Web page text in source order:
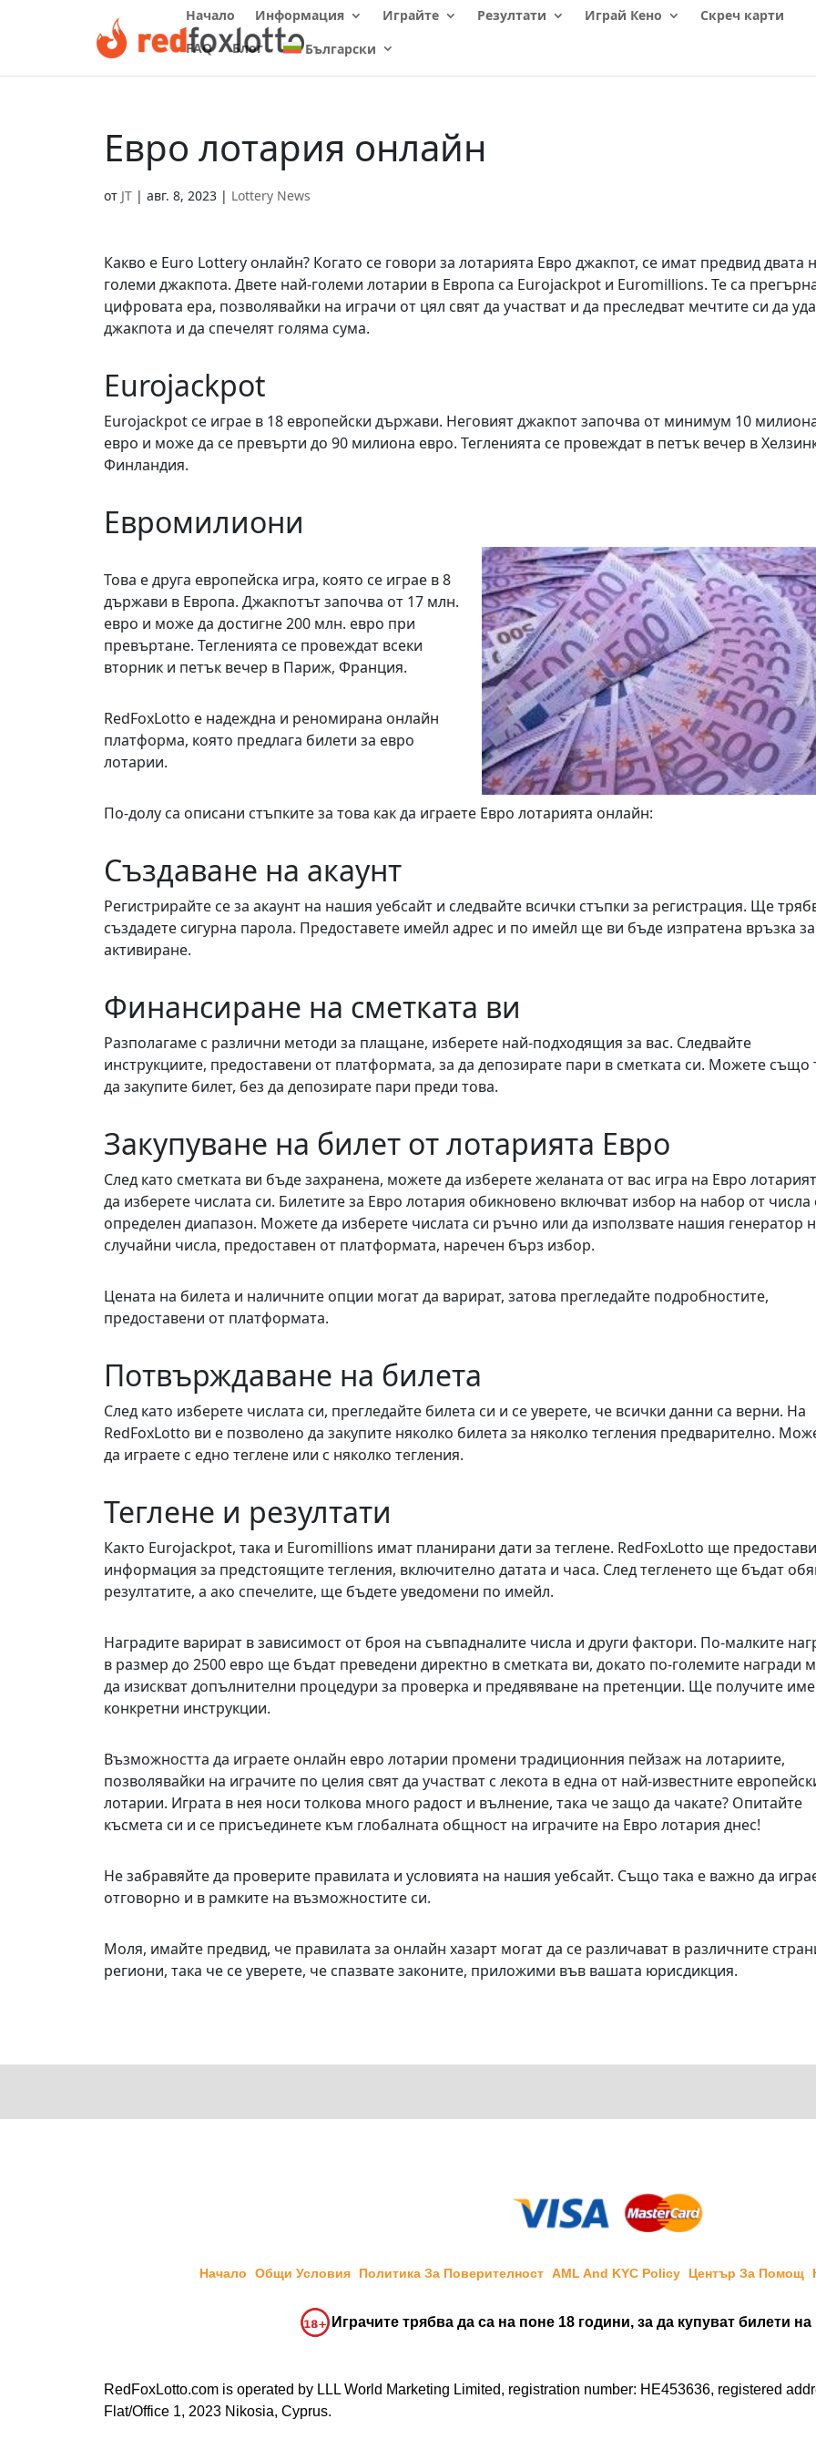
Начало Информация Играйте Резултати Играй Кено
Скреч карти
FAQ
Блог Български
Евро лотария онлайн
от JT | авг. 8, 2023 | Lottery News
Какво е Euro Lottery онлайн? Когато се говори за лотарията Евро джакпот, се имат предвид двата
големи джакпота. Двете най-големи лотарии в Европа са Eurojackpot и Euromillions. Те са
цифровата ера, позволявайки на играчи от цял свят да участват и да преследват мечтите си да
джакпота и да спечелят голяма сума.
Eurojackpot
Eurojackpot се играе в 18 европейски държави. Неговият джакпот започва от минимум 10
евро и може да се превърти до 90 милиона евро. Тегленията се провеждат в петък вечер в
Финландия.
Евромилиони
Това е друга европейска игра, която се играе в 8
държави в Европа. Джакпотът започва от 17 млн.
евро и може да достигне 200 млн. евро при
превъртане. Тегленията се провеждат всеки
вторник и петък вечер в Париж, Франция.
RedFoxLotto е надеждна и реномирана онлайн
платформа, която предлага билети за евро
лотарии.
По-долу са описани стъпките за това как да играете Евро лотарията онлайн:
Създаване на акаунт
Регистрирайте се за акаунт на нашия уебсайт и следвайте всички стъпки за регистрация. Ще
създадете сигурна парола. Предоставете имейл адрес и по имейл ще ви бъде изпратена връзка за
активиране.
Финансиране на сметката ви
Разполагаме с различни методи за плащане, изберете най-подходящия за вас. Следвайте
инструкциите, предоставени от платформата, за да депозирате пари в сметката си. Можете също
да закупите билет, без да депозирате пари преди това.
Закупуване на билет от лотарията Евро
След като сметката ви бъде захранена, можете да изберете желаната от вас игра на Евро
да изберете числата си. Билетите за Евро лотария обикновено включват избор на набор от числа
определен диапазон. Можете да изберете числата си ръчно или да използвате нашия генератор
случайни числа, предоставен от платформата, наречен бърз избор.
Цената на билета и наличните опции могат да варират, затова прегледайте подробностите,
предоставени от платформата.
Потвърждаване на билета
След като изберете числата си, прегледайте билета си и се уверете, че всички данни са верни. На
RedFoxLotto ви е позволено да закупите няколко билета за няколко тегления предварително.
да играете с едно теглене или с няколко тегления.
Теглене и резултати
Както Eurojackpot, така и Euromillions имат планирани дати за теглене. RedFoxLotto ще предостави
информация за предстоящите тегления, включително датата и часа. След тегленето ще бъдат
резултатите, а ако спечелите, ще бъдете уведомени по имейл.
Наградите варират в зависимост от броя на съвпадналите числа и други фактори. По-малките
в размер до 2500 евро ще бъдат преведени директно в сметката ви, докато по-големите награди
да изискват допълнителни процедури за проверка и предявяване на претенции. Ще получите
конкретни инструкции.
Възможността да играете онлайн евро лотарии промени традиционния пейзаж на лотариите,
позволявайки на играчите по целия свят да участват с лекота в една от най-известните
лотарии. Играта в нея носи толкова много радост и вълнение, така че защо да чакате? Опитайте
късмета си и се присъединете към глобалната общност на играчите на Евро лотария днес!
Не забравяйте да проверите правилата и условията на нашия уебсайт. Също така е важно да
отговорно и в рамките на възможностите си.
Моля, имайте предвид, че правилата за онлайн хазарт могат да се различават в различните
региони, така че се уверете, че спазвате законите, приложими във вашата юрисдикция.
Начало Общи Условия Политика За Поверителност AML And KYC Policy Център За Помощ
Играчите трябва да са на поне 18 години, за да купуват билети
RedFoxLotto.com is operated by LLL World Marketing Limited, registration number: HE453636, registered
Flat/Office 1, 2023 Nikosia, Cyprus.